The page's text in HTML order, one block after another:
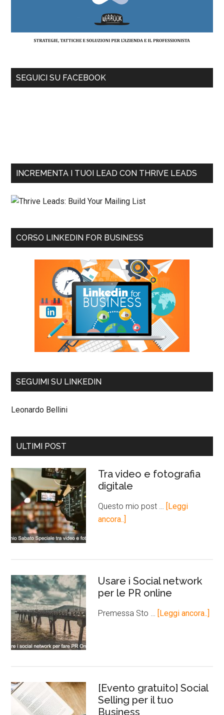
SEGUICI SU FACEBOOK
INCREMENTA I TUOI LEAD CON THRIVE LEADS
CORSO LINKEDIN FOR BUSINESS
SEGUIMI SU LINKEDIN
Leonardo Bellini
ULTIMI POST
Tra video e fotografia
digitale
Questo mio post … [Leggi
ancora..]
Usare i Social network
per le PR online
Premessa Sto … [Leggi ancora..]
[Evento gratuito] Social
Selling per il tuo
Business